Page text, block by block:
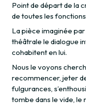
Point de départ de la
de toutes les
La pièce imaginée
théâtrale le dialogue
cohabitent en lui.
Nous le voyons
recommencer, jeter
fulgurances,
tombe dans le vide, le